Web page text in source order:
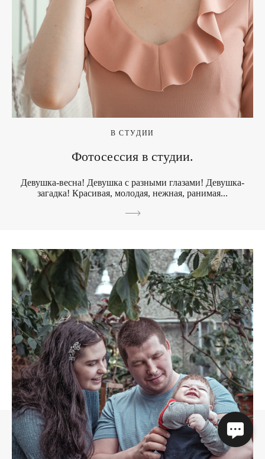
В СТУДИИ
Фотосессия в студии.
Девушка-весна! Девушка с разными глазами! Девушка-
загадка! Красивая, молодая, нежная, ранимая...